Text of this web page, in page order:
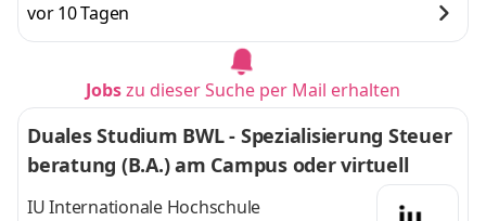
vor 10 Tagen
Jobszu dieser Suche per Mail erhalten
Duales Studium BWL - Spezialisierung Steuer
beratung (B.A.) am Campus oder virtuell
IU Internationale Hochschule